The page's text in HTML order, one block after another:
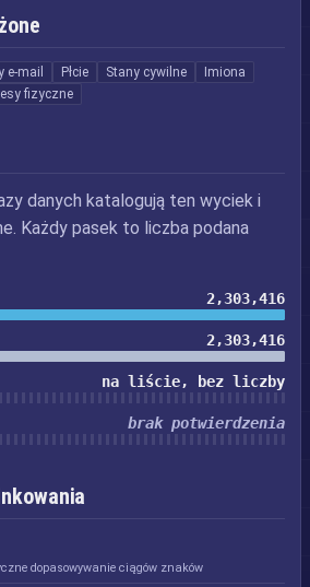
e-mail Płcie Stany cywilne
Imiona
fizyczne
danych katalogują ten wyciek i
Każdy pasek to liczba podana
2,303,416
2,303,416
na liście, bez liczby
brak potwierdzenia
dopasowywanie ciągów znaków